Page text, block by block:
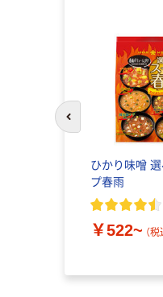
ひかり味噌
プ春雨
￥522~ （税
前のスライドへ